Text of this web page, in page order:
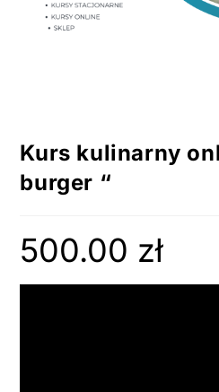
Kurs kulinarny
burger “
500.00 zł